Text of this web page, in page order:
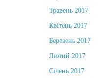
Травень 2017
Квітень 2017
Березень 2017
Лютий 2017
Січень 2017